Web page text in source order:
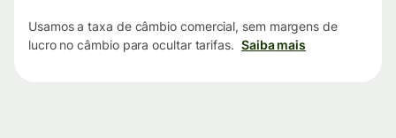
Usamos a taxa de câmbio comercial, sem margens de
lucro no câmbio para ocultar tarifas. Saiba mais